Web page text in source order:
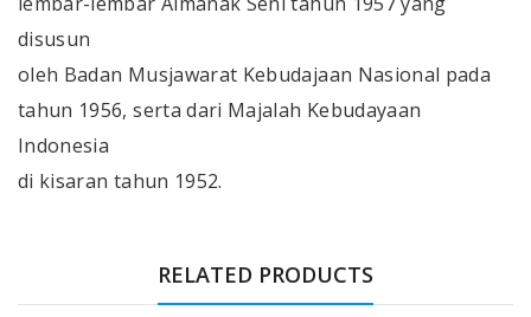
disusun
oleh Badan Musjawarat Kebudajaan Nasional pada
tahun 1956, serta dari Majalah Kebudayaan
Indonesia
di kisaran tahun 1952.
RELATED PRODUCTS